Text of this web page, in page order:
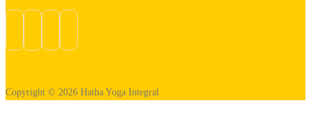
Copyright © 2026 Hatha Yoga Integral